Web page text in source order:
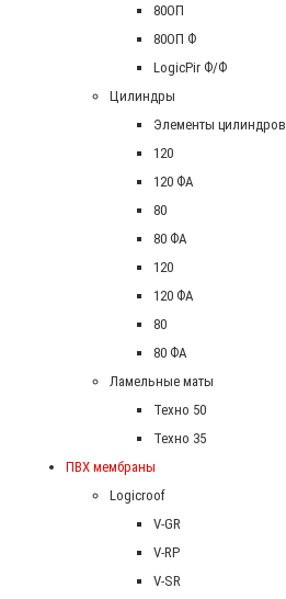
80ОП
80ОП Ф
LogicPir Ф/Ф
Цилиндры
Элементы цилиндров
120
120 ФА
80
80 ФА
120
120 ФА
80
80 ФА
Ламельные маты
Техно 50
Техно 35
ПВХ мембраны
Logicroof
V-GR
V-RP
V-SR